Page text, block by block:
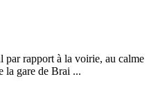
par rapport à la voirie, au calme
la gare de Brai ...